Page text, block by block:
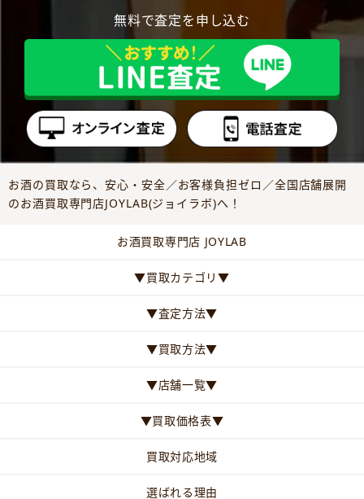
無料で査定を申し込む
お酒の買取なら、安心・安全／お客様負担ゼロ／全国店舗展開
のお酒買取専門店JOYLAB(ジョイラボ)へ！
お酒買取専門店 JOYLAB
▼買取カテゴリ▼
▼査定方法▼
▼買取方法▼
▼店舗一覧▼
▼買取価格表▼
買取対応地域
選ばれる理由